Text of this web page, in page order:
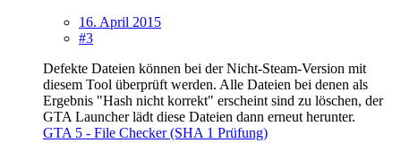
16. April 2015
#3
Defekte Dateien können bei der Nicht-Steam-Version mit
diesem Tool überprüft werden. Alle Dateien bei denen als
Ergebnis "Hash nicht korrekt" erscheint sind zu löschen, der
GTA Launcher lädt diese Dateien dann erneut herunter.
GTA 5 - File Checker (SHA 1 Prüfung)